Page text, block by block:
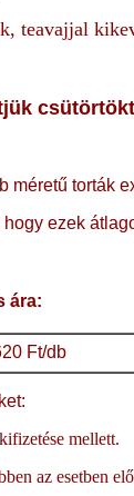
teavajjal
méretű torták
ezek
ára:
Ft/db
mellett.
az esetben